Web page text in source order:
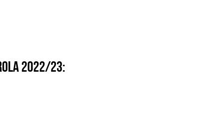
2022/23: